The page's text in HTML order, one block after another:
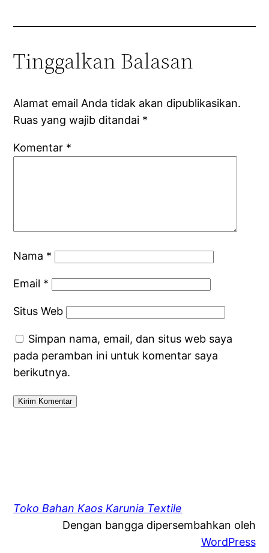
Tinggalkan Balasan
Alamat email Anda tidak akan dipublikasikan.
Ruas yang wajib ditandai *
Komentar *
Nama *
Email *
Situs Web
Simpan nama, email, dan situs web saya
pada peramban ini untuk komentar saya
berikutnya.
Toko Bahan Kaos Karunia Textile
Dengan bangga dipersembahkan oleh
WordPress